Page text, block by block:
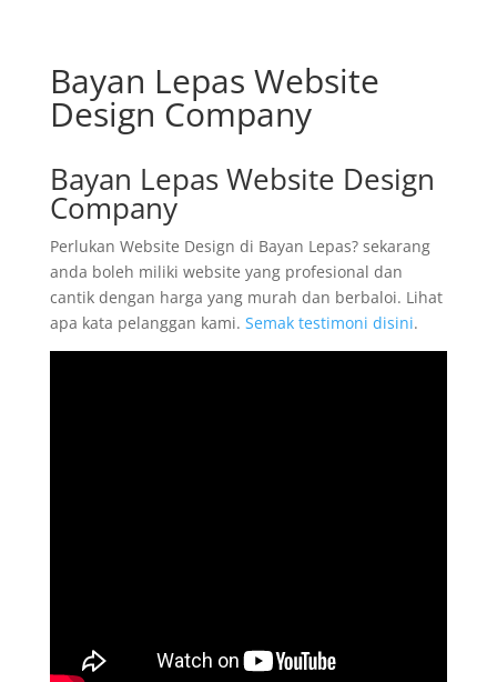
Bayan Lepas Website
Design Company
Bayan Lepas Website Design
Company
Perlukan Website Design di Bayan Lepas? sekarang
anda boleh miliki website yang profesional dan
cantik dengan harga yang murah dan berbaloi. Lihat
apa kata pelanggan kami. Semak testimoni disini.